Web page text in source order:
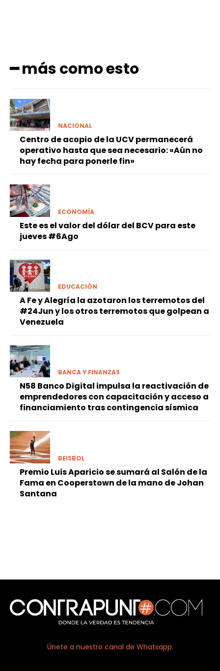
━ más como esto
NACIONAL
Centro de acopio de la UCV permanecerá
operativo hasta que sea necesario: «Aún no
hay fecha para ponerle fin»
ECONOMÍA
Este es el valor del dólar del BCV para este
jueves #6Ago
EDUCACIÓN
A Fe y Alegría la azotaron los terremotos del
#24Jun y los otros terremotos que golpean a
Venezuela
BANCA Y FINANZAS
N58 Banco Digital impulsa la reactivación de
emprendedores con capacitación y acceso a
financiamiento tras contingencia sísmica
BEISBOL
Premio Luis Aparicio se sumará al Salón de la
Fama en Cooperstown de la mano de Johan
Santana
Únete a nuestro canal de Whatsapp.